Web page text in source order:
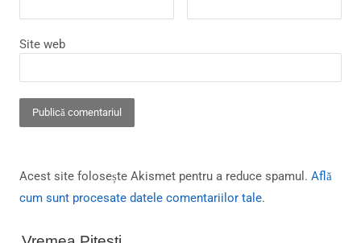
Site web
Acest site folosește Akismet pentru a reduce spamul. Află
cum sunt procesate datele comentariilor tale.